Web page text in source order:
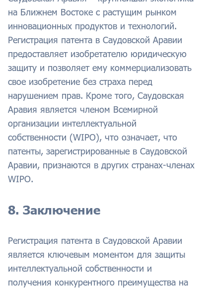
на Ближнем Востоке с растущим рынком
инновационных продуктов и технологий.
Регистрация патента в Саудовской Аравии
предоставляет изобретателю юридическую
защиту и позволяет ему коммерциализовать
свое изобретение без страха перед
нарушением прав. Кроме того, Саудовская
Аравия является членом Всемирной
организации интеллектуальной
собственности (WIPO), что означает, что
патенты, зарегистрированные в Саудовской
Аравии, признаются в других странах-членах
WIPO.
8. Заключение
Регистрация патента в Саудовской Аравии
является ключевым моментом для защиты
интеллектуальной собственности и
получения конкурентного преимущества на